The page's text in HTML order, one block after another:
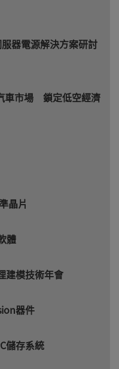
器電源解決方案研討
車市場 鎖定低空經濟
晶片
體
建模技術年會
器件
儲存系統